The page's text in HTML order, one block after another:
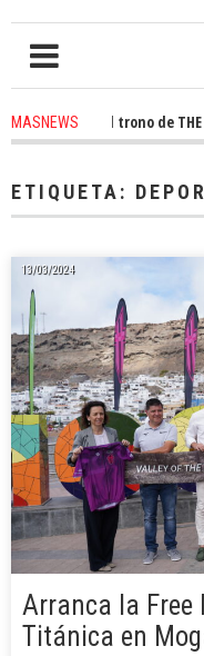
MASNEWSel trono de THE KING
ETIQUETA:
13/03/2024
Arranca la Free
Titánica en